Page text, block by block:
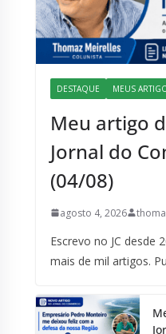
DESTAQUE MEUS
Meu artigo
Jornal do
(04/08)
agosto 4, 2026
Escrevo no JC desde
mais de mil artigos.